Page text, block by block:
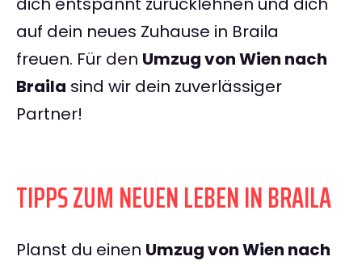
auf dein neues Zuhause in Braila
freuen. Für den Umzug von Wien nach
Braila sind wir dein zuverlässiger
Partner!
TIPPS ZUM NEUEN LEBEN IN BRAILA
Planst du einen Umzug von Wien nach